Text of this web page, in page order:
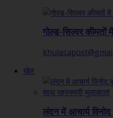
गोल्ड-सिल्वर कीमतों
खेल
लंदन में आचार्य